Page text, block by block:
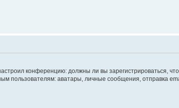
конференцию: должны ли вы зарегистрироваться,
пользователям: аватары, личные сообщения, отправка